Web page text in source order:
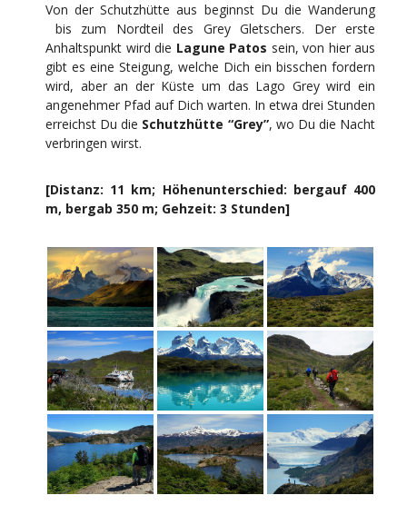
Von der Schutzhütte aus beginnst Du die Wanderung
bis zum Nordteil des Grey Gletschers. Der erste
Anhaltspunkt wird die Lagune Patos sein, von hier aus
gibt es eine Steigung, welche Dich ein bisschen fordern
wird, aber an der Küste um das Lago Grey wird ein
angenehmer Pfad auf Dich warten. In etwa drei Stunden
erreichst Du die Schutzhütte “Grey”, wo Du die Nacht
verbringen wirst.
[Distanz: 11 km; Höhenunterschied: bergauf 400
m, bergab 350 m; Gehzeit: 3 Stunden]